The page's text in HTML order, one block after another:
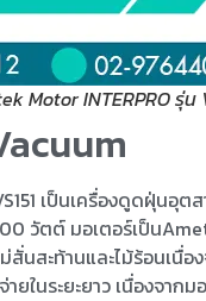
Motor INTERPRO รุ่น
เป็นเครื่องดูดฝุ่น
วัตต์ มอเตอร์เป็น
สั่นสะท้านและไม้ร้อนเ
ายในระยะยาว เนื่องจา